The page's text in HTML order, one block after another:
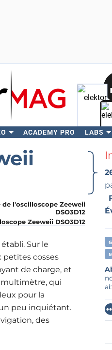
ACADEMY PRO LABS
Zeeweii DSO3D12
Sur le
petites cosses
de charge, et
multimètre, qui
pour la
peu inquiétant.
des